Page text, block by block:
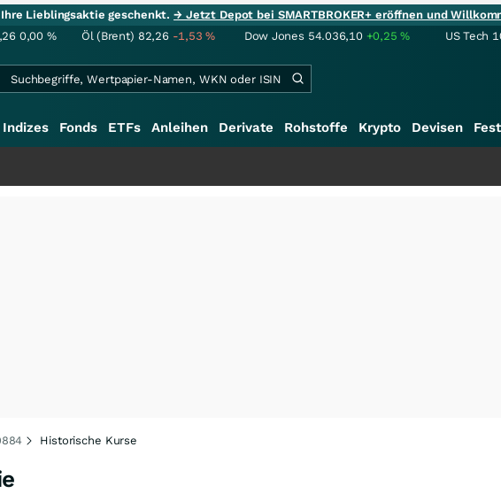
Ihre Lieblingsaktie geschenkt.→ Jetzt Depot bei SMARTBROKER+ eröffnen und
0,00 % Öl (Brent) 82,26 -1,53% Dow Jones 54.036,10 +0,25% US Tech
Indizes Fonds ETFs Anleihen Derivate Rohstoffe Krypto Devisen
Historische Kurse